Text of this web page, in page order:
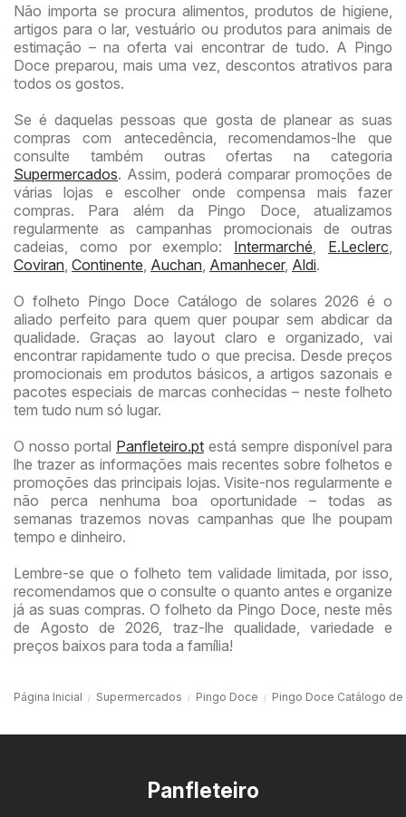
Não importa se procura alimentos, produtos de higiene,
artigos para o lar, vestuário ou produtos para animais de
estimação – na oferta vai encontrar de tudo. A Pingo
Doce preparou, mais uma vez, descontos atrativos para
todos os gostos.
Se é daquelas pessoas que gosta de planear as suas
compras com antecedência, recomendamos-lhe que
consulte também outras ofertas na categoria
Supermercados. Assim, poderá comparar promoções de
várias lojas e escolher onde compensa mais fazer
compras. Para além da Pingo Doce, atualizamos
regularmente as campanhas promocionais de outras
cadeias, como por exemplo: Intermarché E.Leclerc
Coviran Continente Auchan Amanhecer, Aldi.
O folheto Pingo Doce Catálogo de solares 2026 é o
aliado perfeito para quem quer poupar sem abdicar da
qualidade. Graças ao layout claro e organizado, vai
encontrar rapidamente tudo o que precisa. Desde preços
promocionais em produtos básicos, a artigos sazonais e
pacotes especiais de marcas conhecidas – neste folheto
tem tudo num só lugar.
O nosso portal Panfleteiro.pt está sempre disponível para
lhe trazer as informações mais recentes sobre folhetos e
promoções das principais lojas. Visite-nos regularmente e
não perca nenhuma boa oportunidade – todas as
semanas trazemos novas campanhas que lhe poupam
tempo e dinheiro.
Lembre-se que o folheto tem validade limitada, por isso,
recomendamos que o consulte o quanto antes e organize
já as suas compras. O folheto da Pingo Doce, neste mês
de Agosto de 2026, traz-lhe qualidade, variedade e
preços baixos para toda a família!
Página Inicial Supermercados Pingo Doce Pingo Doce Catálogo
Panfleteiro